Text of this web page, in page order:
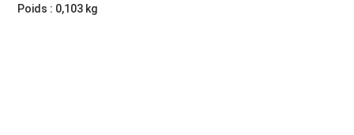
Poids : 0,103 kg